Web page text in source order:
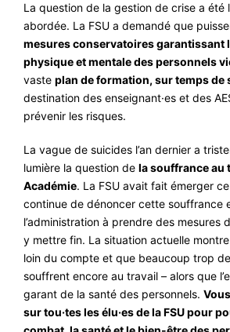
La question de la gestion de crise a été
abordée. La FSU a demandé que
mesures conservatoires garantissant
physique et mentale des personnels
vaste plan de formation, sur temps de
destination des enseignant·es et des
prévenir les risques.
La vague de suicides l’an dernier a
lumière la question de la souffrance au
Académie. La FSU avait fait émerger
continue de dénoncer cette souffrance
l’administration à prendre des mesures
y mettre fin. La situation actuelle montre
loin du compte et que beaucoup trop
souffrent encore au travail – alors que
garant de la santé des personnels.
sur tou·tes les élu·es de la FSU pour